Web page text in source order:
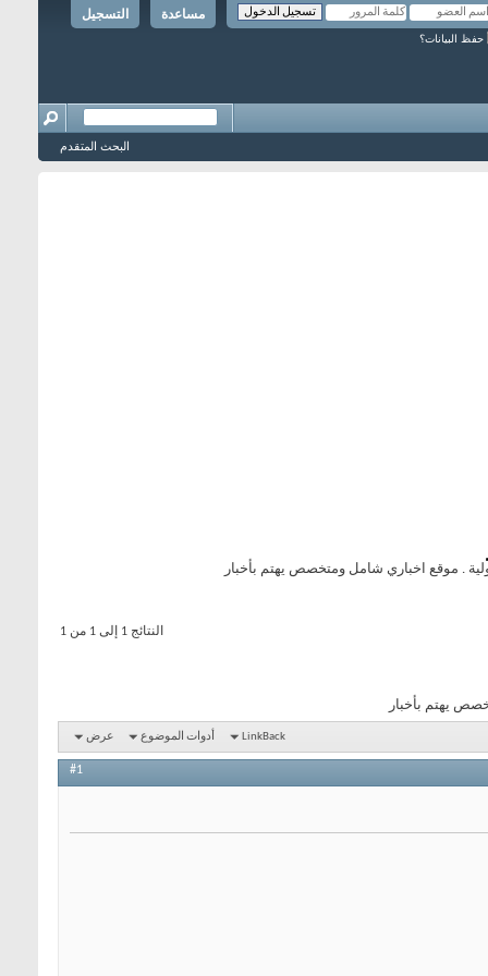
التسجيل مساعدة
حفظ البيانات؟
البحث المتقدم
. موقع اخباري شامل ومتخصص يهتم بأخبار
النتائج 1 إلى 1 من 1
يهتم بأخبار
LinkBack أدوات الموضوع عرض
#1